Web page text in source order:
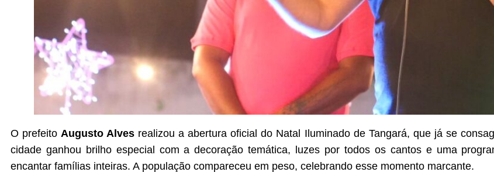
O prefeito Augusto Alves realizou a abertura oficial do Natal Iluminado de Tangará, que já se
cidade ganhou brilho especial com a decoração temática, luzes por todos os cantos e uma
encantar famílias inteiras. A população compareceu em peso, celebrando esse momento marcante.